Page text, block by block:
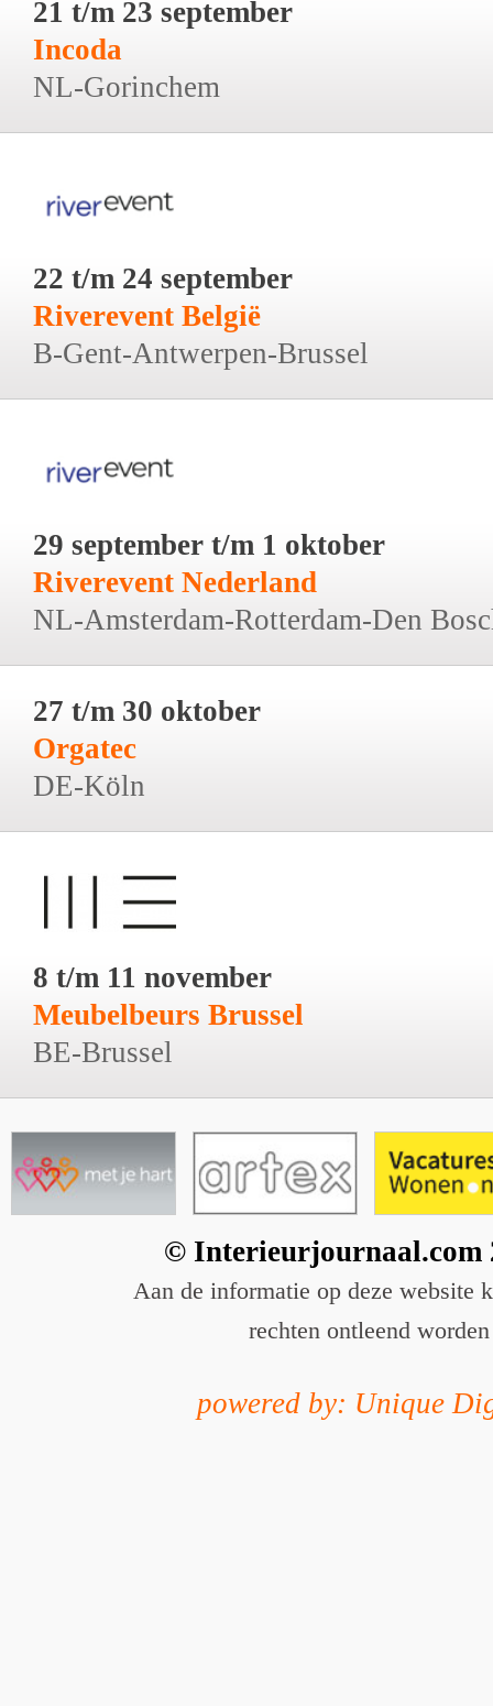
21 t/m 23 september
Incoda
NL-Gorinchem
22 t/m 24 september
Riverevent België
B-Gent-Antwerpen-Brussel
29 september t/m 1 oktober
Riverevent Nederland
NL-Amsterdam-Rotterdam-Den
27 t/m 30 oktober
Orgatec
DE-Köln
8 t/m 11 november
Meubelbeurs Brussel
BE-Brussel
© Interieurjournaal.com
Aan de informatie op deze website
rechten ontleend worden
powered by: Unique